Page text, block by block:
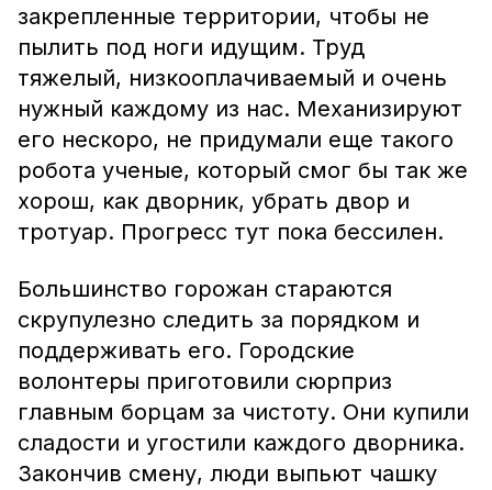
закрепленные территории, чтобы не
пылить под ноги идущим. Труд
тяжелый, низкооплачиваемый и очень
нужный каждому из нас. Механизируют
его нескоро, не придумали еще такого
робота ученые, который смог бы так же
хорош, как дворник, убрать двор и
тротуар. Прогресс тут пока бессилен.
Большинство горожан стараются
скрупулезно следить за порядком и
поддерживать его. Городские
волонтеры приготовили сюрприз
главным борцам за чистоту. Они купили
сладости и угостили каждого дворника.
Закончив смену, люди выпьют чашку